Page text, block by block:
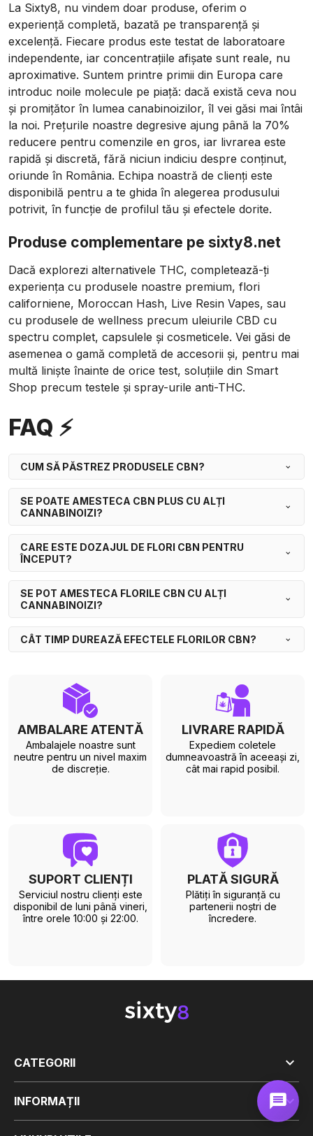
La Sixty8, nu vindem doar produse, oferim o
experiență completă, bazată pe transparență și
excelență. Fiecare produs este testat de laboratoare
independente, iar concentrațiile afișate sunt reale, nu
aproximative. Suntem printre primii din Europa care
introduc noile molecule pe piață: dacă există ceva nou
și promițător în lumea canabinoizilor, îl vei găsi mai întâi
la noi. Prețurile noastre degresive ajung până la 70%
reducere pentru comenzile en gros, iar livrarea este
rapidă și discretă, fără niciun indiciu despre conținut,
oriunde în România. Echipa noastră de clienți este
disponibilă pentru a te ghida în alegerea produsului
potrivit, în funcție de profilul tău și efectele dorite.
Produse complementare pe sixty8.net
Dacă explorezi alternativele THC, completează-ți
experiența cu produsele noastre premium, flori
californiene, Moroccan Hash, Live Resin Vapes, sau
cu produsele de wellness precum uleiurile CBD cu
spectru complet, capsulele și cosmeticele. Vei găsi de
asemenea o gamă completă de accesorii și, pentru mai
multă liniște înainte de orice test, soluțiile din Smart
Shop precum testele și spray-urile anti-THC.
FAQ ⚡
CUM SĂ PĂSTREZ PRODUSELE CBN?
SE POATE AMESTECA CBN PLUS CU ALȚI
CANNABINOIZI?
CARE ESTE DOZAJUL DE FLORI CBN PENTRU
ÎNCEPUT?
SE POT AMESTECA FLORILE CBN CU ALȚI
CANNABINOIZI?
CÂT TIMP DUREAZĂ EFECTELE FLORILOR CBN?
AMBALARE ATENTĂ
Ambalajele noastre sunt
neutre pentru un nivel maxim
de discreție.
LIVRARE RAPIDĂ
Expediem coletele
dumneavoastră în aceeași zi,
cât mai rapid posibil.
SUPORT CLIENȚI
Serviciul nostru clienți este
disponibil de luni până vineri,
între orele 10:00 și 22:00.
PLATĂ SIGURĂ
Plătiți în siguranță cu
partenerii noștri de
încredere.
CATEGORII 
INFORMAȚII 